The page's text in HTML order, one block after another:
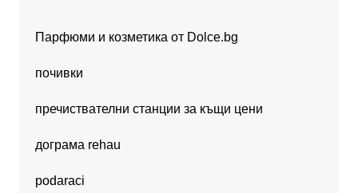
Парфюми и козметика от Dolce.bg
почивки
пречиствателни станции за къщи цени
дограма rehau
podaraci